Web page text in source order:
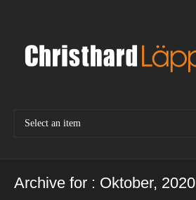
Archive for : Oktober, 2020